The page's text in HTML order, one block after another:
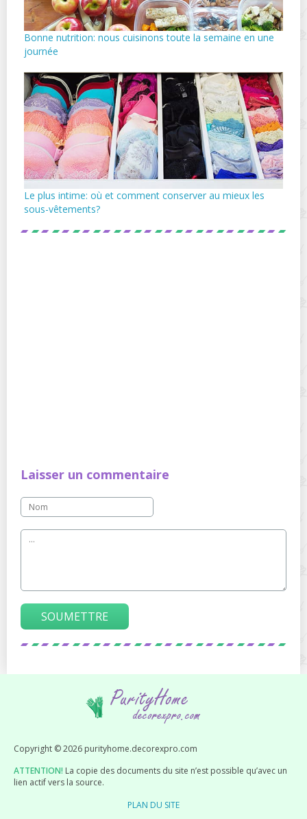
Bonne nutrition: nous cuisinons toute la semaine en une
journée
Le plus intime: où et comment conserver au mieux les
sous-vêtements?
Laisser un commentaire
SOUMETTRE
Copyright © 2026 purityhome.decorexpro.com
ATTENTION! La copie des documents du site n’est possible qu’avec un
lien actif vers la source.
PLAN DU SITE